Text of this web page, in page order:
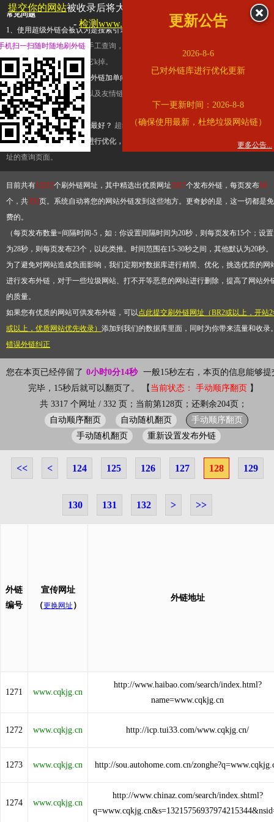
常见问题
1、使用超级外链会被认为是搜索引擎优化作弊吗？ 超级外链只是一个简便而集成
查询工具，模拟的是正常手工查询，不是作弊。如果是作弊，那您可以使用超级外
推广竞争对手的网址，让它k掉。
2、网站优化单纯依靠超级外链加单向链接可行吗？
链，需要结合普通的外链以及友情链接，您可以到站长论坛发布外链，到友情链接
台交换友情链接。
3、如何使用超级外链效果最好？ 超级外链不同于普通的外链，它是动态的链接，
有频繁使用超级外链工具进行优化，才能获得稳定的外链
，最终使搜索引擎收录带
址的查询页面。
目前共有13212个刷外链网址，其中精选出优质网址3317个发布外链，每页发布10
个，共332页。系统自动将您的网站外链发到这些地方。更奇妙的是，这一切都是免
费的。
（每页发布数量=间隔时间-5，如：你设置间隔时间为20秒，则每页发布15个；设置
为28秒，则每页发布23个，以此类推。时间范围在15-30秒之间，其他默认为20秒
为了避免对网站造成负面影响，我们定期对数据库进行精简、优化，挑选优质的网
进行发布外链，对于一些垃圾网站、打不开等恶意的网站进行删除，提高了网站外
的质量。
如果您有优质的网站可供发布外链，可以点此提交刷外链网址（BR2或以上，开站
或以上，优质网站优先收录） 添加到我们的数据库里面，同时为你带来流量和收录
错误外链纠正
您在本页已经停留了 0小时0分15秒 一般15秒左右，本页的信息能够提
完毕，15秒后就可以翻页了。 【 当前状态： 手动顺序翻页 】
共 3317 个网址 / 332 页；当前第128页；还剩余204页；
自动顺序翻页 自动随机翻页
手动顺序翻页
手动随机翻页
重新设置发布外链
<< < 124 125 126 127 128 129
130 131 132 > >>
外链
编号
宣传网址
（更换网址 ）
外链地址
1271 www.cqkjg.cn
http://www.haibao.com/search/index.html?
name=www.cqkjg.cn
1272 www.cqkjg.cn http://icp.tui33.com/www.cqkjg.cn/
1273 www.cqkjg.cn http://sou.autohome.com.cn/
1274 www.cqkjg.cn
http://www.chinaz.com/search/index.shtml?
提交你的网站被收录后将大幅提升流量和外链，
查看展示页面
- 检测www.cqkjg.cn是否收录更新公告
2026-8-6
已对外链库进行优化更新
下一更新时间：2026-8-8
（确保使用最新，杜绝垃圾网站链）
更多公告...
机扫一扫随时随地刷外链